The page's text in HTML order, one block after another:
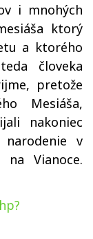
i mnohých
ktorý
a ktorého
človeka
pretože
Mesiáša,
nakoniec
v
na Vianoce.